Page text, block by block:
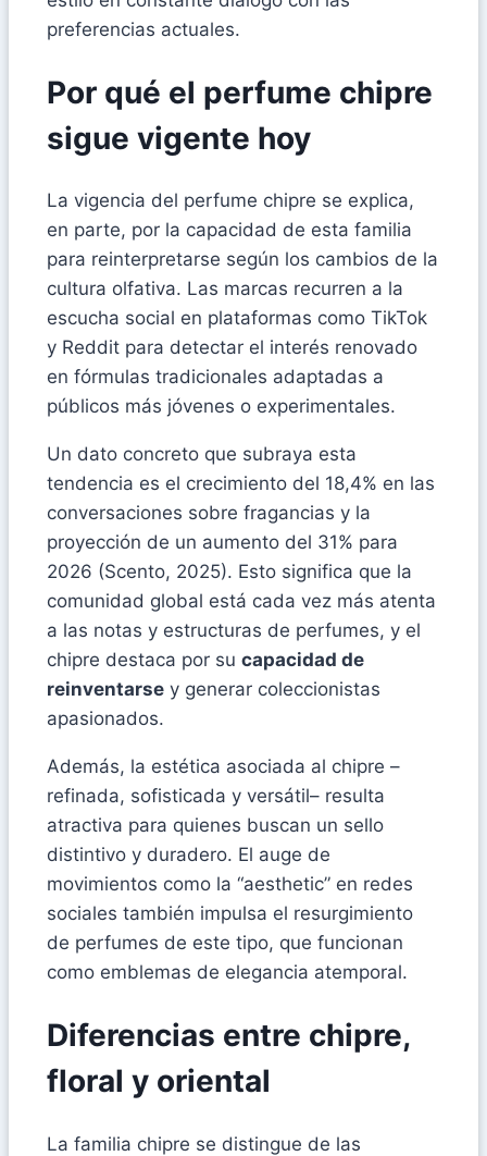
preferencias actuales.
Por qué el perfume chipre
sigue vigente hoy
La vigencia del perfume chipre se explica,
en parte, por la capacidad de esta familia
para reinterpretarse según los cambios de la
cultura olfativa. Las marcas recurren a la
escucha social en plataformas como TikTok
y Reddit para detectar el interés renovado
en fórmulas tradicionales adaptadas a
públicos más jóvenes o experimentales.
Un dato concreto que subraya esta
tendencia es el crecimiento del 18,4% en las
conversaciones sobre fragancias y la
proyección de un aumento del 31% para
2026 (Scento, 2025). Esto significa que la
comunidad global está cada vez más atenta
a las notas y estructuras de perfumes, y el
chipre destaca por su capacidad de
reinventarse y generar coleccionistas
apasionados.
Además, la estética asociada al chipre –
refinada, sofisticada y versátil– resulta
atractiva para quienes buscan un sello
distintivo y duradero. El auge de
movimientos como la “aesthetic” en redes
sociales también impulsa el resurgimiento
de perfumes de este tipo, que funcionan
como emblemas de elegancia atemporal.
Diferencias entre chipre,
floral y oriental
La familia chipre se distingue de las